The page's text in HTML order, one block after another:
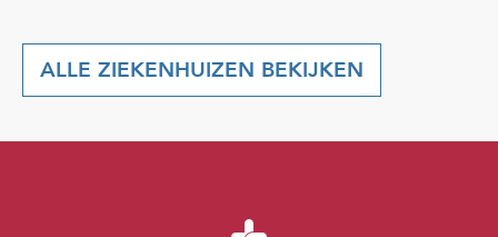
ALLE ZIEKENHUIZEN BEKIJKEN